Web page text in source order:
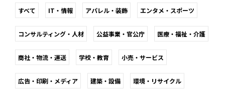
すべて IT・情報 アパレル・装飾 エンタメ・スポーツ
コンサルティング・人材 公益事業・官公庁 医療・福祉・介護
商社・物流・運送 学校・教育 小売・サービス
広告・印刷・メディア 建築・設備 環境・リサイクル